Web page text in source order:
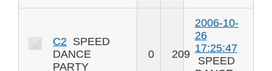
С2 SPEED
DANCE
PARTY
0 209
2006-10-
26
17:25:47
SPEED